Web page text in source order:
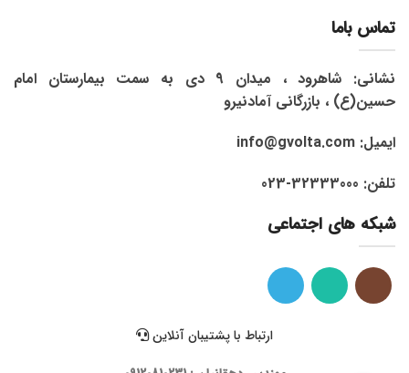
تماس باما
نشانی: شاهرود ، میدان 9 دی به سمت بیمارستان امام
حسین(ع) ، بازرگانی آمادنیرو
ایمیل: info@gvolta.com
تلفن: 32333000-023
شبکه های اجتماعی
ارتباط با پشتیبان آنلاین